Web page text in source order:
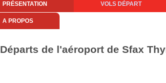
PRÉSENTATION VOLS DÉPART
A PROPOS
Départs de l'aéroport de Sfax